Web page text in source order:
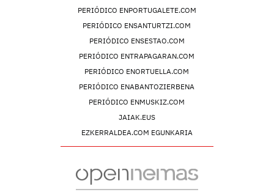
PERIÓDICO ENPORTUGALETE.COM
PERIÓDICO ENSANTURTZI.COM
PERIÓDICO ENSESTAO.COM
PERIÓDICO ENTRAPAGARAN.COM
PERIÓDICO ENORTUELLA.COM
PERIÓDICO ENABANTOZIERBENA
PERIÓDICO ENMUSKIZ.COM
JAIAK.EUS
EZKERRALDEA.COM EGUNKARIA